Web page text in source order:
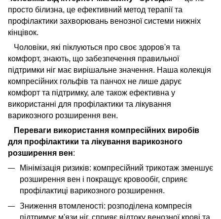
просто білизна, це ефективний метод терапії та
профілактики захворювань венозної системи нижніх
кінцівок.
Чоловіки, які піклуються про своє здоров'я та
комфорт, знають, що забезпечення правильної
підтримки ніг має вирішальне значення. Наша колекція
компресійних гольфів та панчох не лише дарує
комфорт та підтримку, але також ефективна у
використанні для профілактики та лікування
варикозного розширення вен.
Переваги використання компресійних виробів
для профілактики та лікування варикозного
розширення вен:
Мінімізація ризиків: компресійний трикотаж зменшує
розширення вен і покращує кровообіг, сприяє
профілактиці варикозного розширення.
Зниження втомленості: розподілена компресія